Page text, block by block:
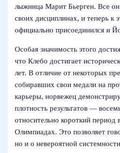
лыжница Марит Бьерген. Все
своих дисциплинах, и теперь к
официально присоединился и
Особая значимость этого
что Клебо достигает
лет. В отличие от некоторых
собиравших свои медали на
карьеры, норвежец
плотность результатов —
относительно короткий период
Олимпиадах. Это позволяет
но и о невероятной